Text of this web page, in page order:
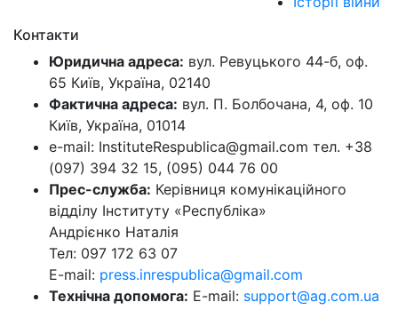
Контакти
Юридична адреса: вул. Ревуцького 44-б, оф.
65 Київ, Україна, 02140
Фактична адреса: вул. П. Болбочана, 4, оф. 10
Київ, Україна, 01014
e-mail: InstituteRespublica@gmail.com тел. +38
(097) 394 32 15, (095) 044 76 00
Прес-служба: Керівниця комунікаційного
відділу Інституту «Республіка»
Андрієнко Наталія
Тел: 097 172 63 07
E-mail: press.inrespublica@gmail.com
Технічна допомога: E-mail: support@ag.com.ua